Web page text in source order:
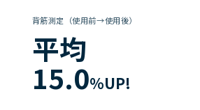
背筋測定（使用前→使用後）
平均
15.0%UP!